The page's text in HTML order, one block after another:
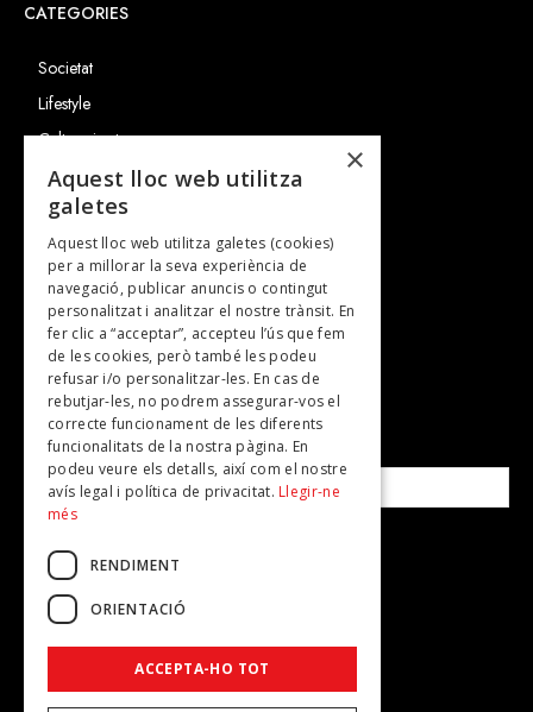
CATEGORIES
Societat
Lifestyle
Cultura i art
Entrevistes
Gastronomia
TV
Plans per fer
Revistes
SUBSCRIU-TE A LA NOSTRA NEWSLETTER!
Correu electrònic*
Accepto lapolítica de privacitat
×
Aquest lloc web utilitza
galetes
Aquest lloc web utilitza galetes (cookies)
per a millorar la seva experiència de
navegació, publicar anuncis o contingut
personalitzat i analitzar el nostre trànsit. En
fer clic a “acceptar”, accepteu l’ús que fem
de les cookies, però també les podeu
refusar i/o personalitzar-les. En cas de
rebutjar-les, no podrem assegurar-vos el
correcte funcionament de les diferents
funcionalitats de la nostra pàgina. En
podeu veure els detalls, així com el nostre
avís legal i política de privacitat. Llegir-ne
més
RENDIMENT
ORIENTACIÓ
ACCEPTA-HO TOT